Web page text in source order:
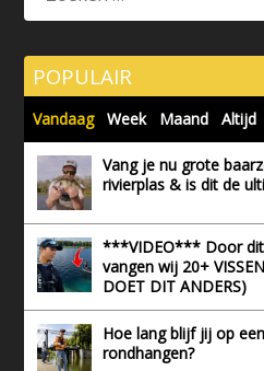
POPULAIR
Vandaag Week Maand Altijd
Vang je nu grote
rivierplas & is dit de
***VIDEO*** Door dit
vangen wij 20+
DOET DIT ANDERS)
Hoe lang blijf jij op
rondhangen?